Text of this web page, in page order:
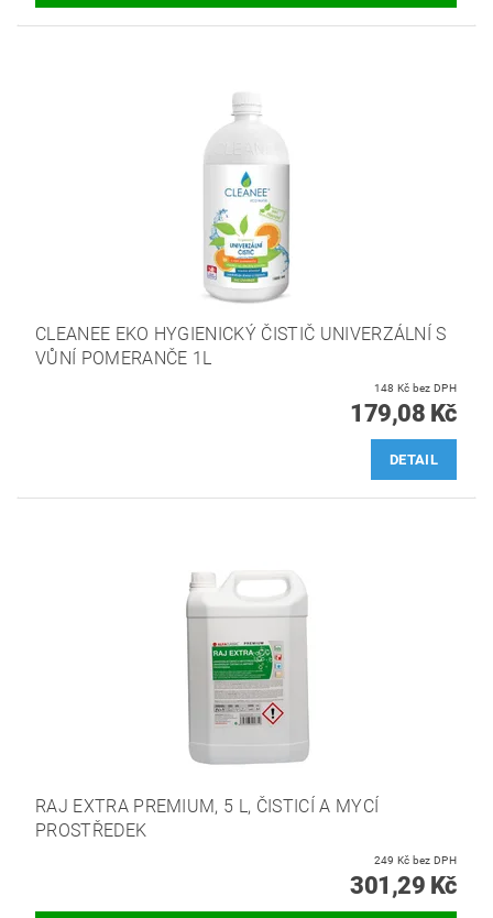
CLEANEE EKO HYGIENICKÝ ČISTIČ UNIVERZÁLNÍ S
VŮNÍ POMERANČE 1L
148 Kč bez DPH
179,08 Kč
DETAIL
RAJ EXTRA PREMIUM, 5 L, ČISTICÍ A MYCÍ
PROSTŘEDEK
249 Kč bez DPH
301,29 Kč